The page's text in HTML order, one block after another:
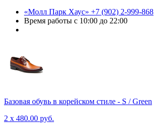
«Молл Парк Хаус» +7 (902) 2-999-868
Время работы с 10:00 до 22:00
Базовая обувь в корейском стиле - S / Green
2 x 480.00 руб.